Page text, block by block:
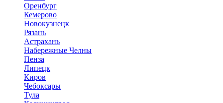
Оренбург
Кемерово
Новокузнецк
Рязань
Астрахань
Набережные Челны
Пенза
Липецк
Киров
Чебоксары
Тула